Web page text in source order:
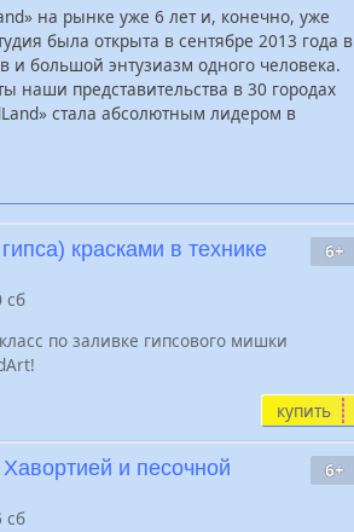
на рынке уже 6 лет и, конечно, уже
была открыта в сентябре 2013 года в
и большой энтузиазм одного человека.
представительства в 30 городах
стала абсолютным лидером в
6+
красками в технике
сб
по заливке гипсового мишки
купить
6+
и песочной
сб